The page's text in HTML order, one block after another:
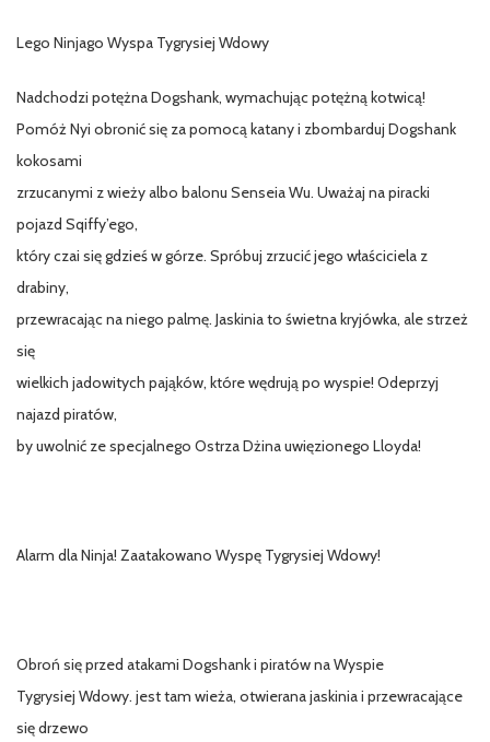
Lego Ninjago Wyspa Tygrysiej Wdowy
Nadchodzi potężna Dogshank, wymachując potężną kotwicą!
Pomóż Nyi obronić się za pomocą katany i zbombarduj Dogshank
kokosami
zrzucanymi z wieży albo balonu Senseia Wu. Uważaj na piracki
pojazd Sqiffy’ego,
który czai się gdzieś w górze. Spróbuj zrzucić jego właściciela z
drabiny,
przewracając na niego palmę. Jaskinia to świetna kryjówka, ale strzeż
się
wielkich jadowitych pająków, które wędrują po wyspie! Odeprzyj
najazd piratów,
by uwolnić ze specjalnego Ostrza Dżina uwięzionego Lloyda!
Alarm dla Ninja! Zaatakowano Wyspę Tygrysiej Wdowy!
Obroń się przed atakami Dogshank i piratów na Wyspie
Tygrysiej Wdowy. jest tam wieża, otwierana jaskinia i przewracające
się drzewo